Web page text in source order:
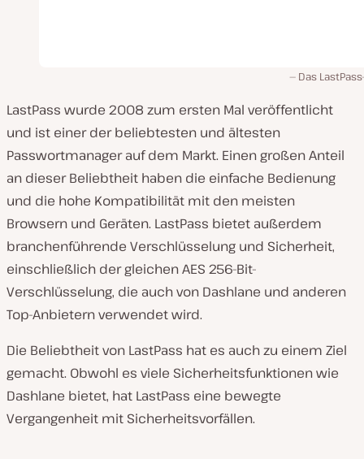
Das
LastPass wurde 2008 zum ersten Mal veröffentlicht
und ist einer der beliebtesten und ältesten
Passwortmanager auf dem Markt. Einen großen Anteil
an dieser Beliebtheit haben die einfache Bedienung
und die hohe Kompatibilität mit den meisten
Browsern und Geräten. LastPass bietet außerdem
branchenführende Verschlüsselung und Sicherheit,
einschließlich der gleichen AES 256-Bit-
Verschlüsselung, die auch von Dashlane und anderen
Top-Anbietern verwendet wird.
Die Beliebtheit von LastPass hat es auch zu einem Ziel
gemacht. Obwohl es viele Sicherheitsfunktionen wie
Dashlane bietet, hat LastPass eine bewegte
Vergangenheit mit Sicherheitsvorfällen.